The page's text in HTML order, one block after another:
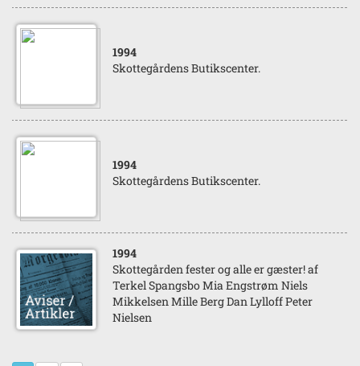
1994
Skottegårdens Butikscenter.
1994
Skottegårdens Butikscenter.
1994
Skottegården fester og alle er gæster! af
Terkel Spangsbo Mia Engstrøm Niels
Mikkelsen Mille Berg Dan Lylloff Peter
Nielsen